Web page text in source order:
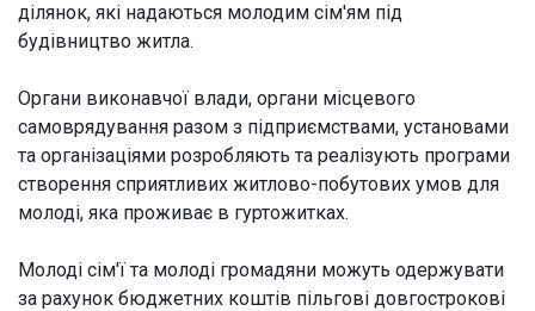
ділянок, які надаються молодим сім'ям під
будівництво житла.
Органи виконавчої влади, органи місцевого
самоврядування разом з підприємствами, установами
та організаціями розробляють та реалізують програми
створення сприятливих житлово-побутових умов для
молоді, яка проживає в гуртожитках.
Молоді сім'ї та молоді громадяни можуть одержувати
за рахунок бюджетних коштів пільгові довгострокові